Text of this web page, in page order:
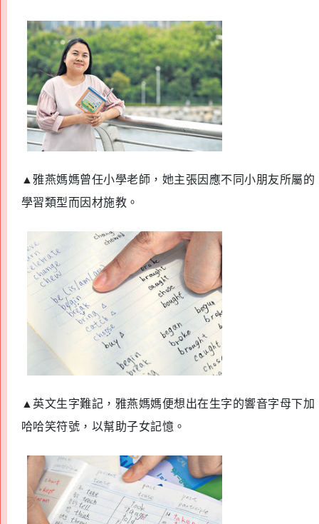
▲ 雅燕媽媽曾任小學老師，她主張因應不同小朋友所屬的
學習類型而因材施教。
▲英文生字難記，雅燕媽媽便想出在生字的響音字母下加
哈哈笑符號，以幫助子女記憶。